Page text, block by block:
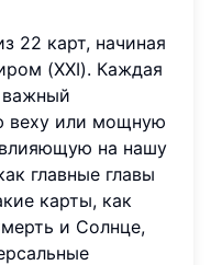
22 карт, начиная
(XXI). Каждая
важный
веху или мощную
на нашу
главные главы
карты, как
и Солнце,